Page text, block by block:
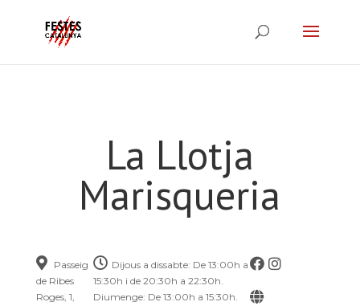
La Llotja
Marisqueria
Passeig
de Ribes
Roges, 1,
Dijous a dissabte: De 13:00h a
15:30h i de 20:30h a 22:30h.
Diumenge: De 13:00h a 15:30h.